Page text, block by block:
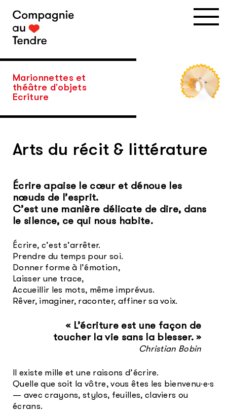
content
Marionnettes et
théâtre d'objets
Ecriture
Arts du récit & littérature
Écrire apaise le cœur et dénoue les
nœuds de l’esprit.
C’est une manière délicate de dire, dans
le silence, ce qui nous habite.
Écrire, c’est s’arrêter.
Prendre du temps pour soi.
Donner forme à l’émotion,
Laisser une trace,
Accueillir les mots, même imprévus.
Rêver, imaginer, raconter, affiner sa voix.
« L’écriture est une façon de
toucher la vie sans la blesser. »
Christian Bobin
Il existe mille et une raisons d’écrire.
Quelle que soit la vôtre, vous êtes les bienvenu·e·s
— avec crayons, stylos, feuilles, claviers ou
écrans.